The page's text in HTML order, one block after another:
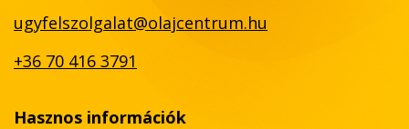
ugyfelszolgalat@olajcentrum.hu
+36 70 416 3791
Hasznos információk